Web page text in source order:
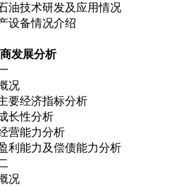
技术研发及应用情况
备情况介绍
发展分析
济指标分析
性分析
能力分析
力及偿债能力分析